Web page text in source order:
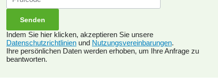
Indem Sie hier klicken, akzeptieren Sie unsere
Datenschutzrichtlinien und Nutzungsvereinbarungen.
Ihre persönlichen Daten werden erhoben, um Ihre Anfrage zu
beantworten.